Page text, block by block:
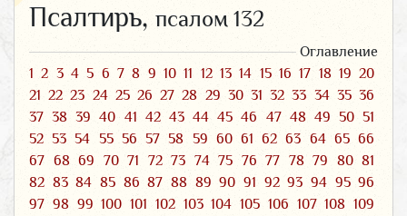
Псалтирь, псалом 132
Оглавление
1 2 3 4 5 6 7 8 9 10 11 12 13 14 15 16 17 18 19 20
21 22 23 24 25 26 27 28 29 30 31 32 33 34 35 36
37 38 39 40 41 42 43 44 45 46 47 48 49 50 51
52 53 54 55 56 57 58 59 60 61 62 63 64 65 66
67 68 69 70 71 72 73 74 75 76 77 78 79 80 81
82 83 84 85 86 87 88 89 90 91 92 93 94 95 96
97 98 99 100 101 102 103 104 105 106 107 108 109